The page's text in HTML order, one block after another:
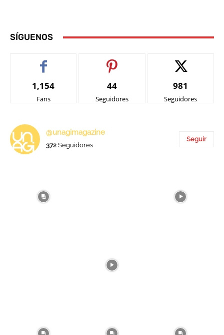
SÍGUENOS
1,154
Fans
44
Seguidores
981
Seguidores
@unagimagazine
372 Seguidores
Seguir